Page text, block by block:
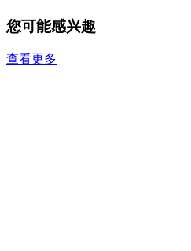
您可能感兴趣
查看更多